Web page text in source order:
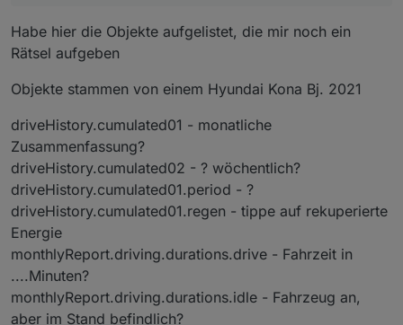
Habe hier die Objekte aufgelistet, die mir noch ein
Rätsel aufgeben
Objekte stammen von einem Hyundai Kona Bj. 2021
driveHistory.cumulated01 - monatliche
Zusammenfassung?
driveHistory.cumulated02 - ? wöchentlich?
driveHistory.cumulated01.period - ?
driveHistory.cumulated01.regen - tippe auf rekuperierte
Energie
monthlyReport.driving.durations.drive - Fahrzeit in
....Minuten?
monthlyReport.driving.durations.idle - Fahrzeug an,
aber im Stand befindlich?